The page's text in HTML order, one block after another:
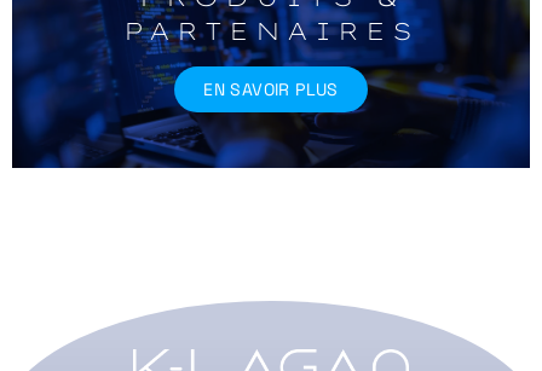
PARTENAIRES
EN SAVOIR PLUS